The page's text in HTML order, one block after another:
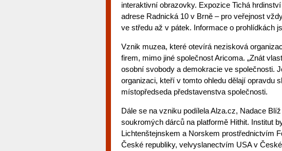
interaktivní obrazovky. Expozice Tichá
adrese Radnická 10 v Brně – pro veřejnost
ve středu až v pátek. Informace o prohlídkách
Vznik muzea, které otevírá nezisková
firem, mimo jiné společnost Aricoma. „Znát
osobní svobody a demokracie ve společnosti.
organizaci, kteří v tomto ohledu dělají opravdu
místopředseda představenstva společnosti.
Dále se na vzniku podílela Alza.cz, Nadace
soukromých dárců na platformě Hithit. Institut
Lichtenštejnskem a Norskem prostřednictvím
České republiky, velvyslanectvím USA v